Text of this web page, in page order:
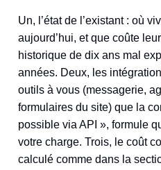
Un, l’état de l’existant : où
aujourd’hui, et que coûte
historique de dix ans mal
années. Deux, les
outils à vous (messagerie,
formulaires du site) que la
possible via API », formule
votre charge. Trois, le coût
calculé comme dans la